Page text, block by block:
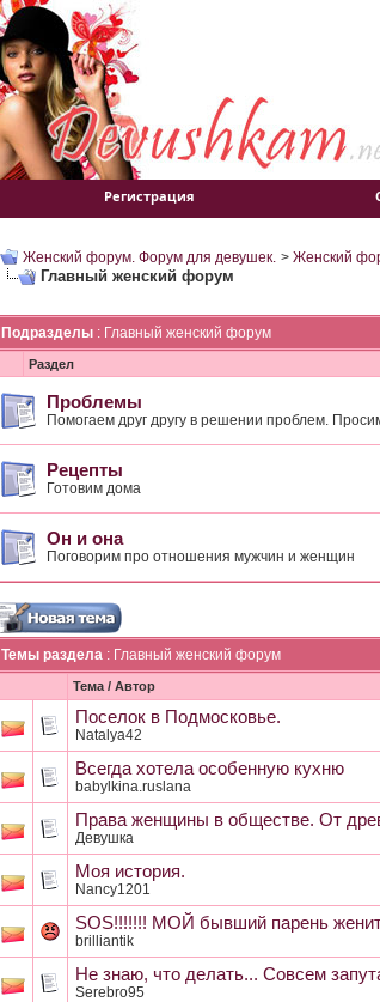
Регистрация
Женский форум. Форум для девушек. > Женский
Главный женский форум
Подразделы : Главный женский форум
Раздел
Проблемы
Помогаем друг другу в решении проблем.
Рецепты
Готовим дома
Он и она
Поговорим про отношения мужчин и женщин
Темы раздела : Главный женский форум
Тема / Автор
Поселок в Подмосковье.
Natalya42
Всегда хотела особенную кухню
babylkina.ruslana
Права женщины в обществе. От
Девушка
Моя история.
Nancy1201
SOS!!!!!!! МОЙ бывший парень
brilliantik
Не знаю, что делать... Совсем
Serebro95